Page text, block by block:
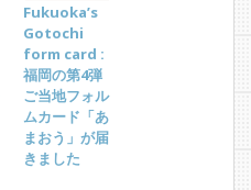
Fukuoka’s
Gotochi
form card :
福岡の第4弾
ご当地フォル
ムカード「あ
まおう」が届
きました